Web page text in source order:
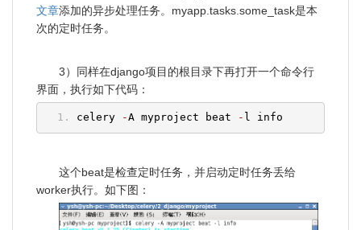
文章添加的异步处理任务。myapp.tasks.some_task是本
次的定时任务。
3）同样在django项目的根目录下再打开一个命令行
界面，执行如下代码：
celery -A myproject beat - l info
这个beat是检查定时任务，并启动定时任务丢给
worker执行。如下图：